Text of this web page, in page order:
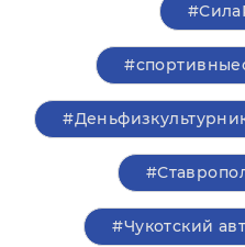
#Чукотский